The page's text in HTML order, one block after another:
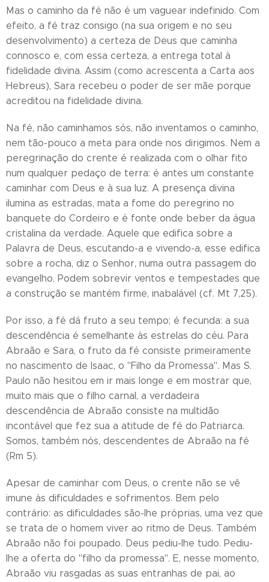
Mas o caminho da fé não é um vaguear indefinido. Com
efeito, a fé traz consigo (na sua origem e no seu
desenvolvimento) a certeza de Deus que caminha
connosco e, com essa certeza, a entrega total à
fidelidade divina. Assim (como acrescenta a Carta aos
Hebreus), Sara recebeu o poder de ser mãe porque
acreditou na fidelidade divina.
Na fé, não caminhamos sós, não inventamos o caminho,
nem tão-pouco a meta para onde nos dirigimos. Nem a
peregrinação do crente é realizada com o olhar fito
num qualquer pedaço de terra: é antes um constante
caminhar com Deus e à sua luz. A presença divina
ilumina as estradas, mata a fome do peregrino no
banquete do Cordeiro e é fonte onde beber da água
cristalina da verdade. Aquele que edifica sobre a
Palavra de Deus, escutando-a e vivendo-a, esse edifica
sobre a rocha, diz o Senhor, numa outra passagem do
evangelho. Podem sobrevir ventos e tempestades que
a construção se mantém firme, inabalável (cf. Mt 7,25).
Por isso, a fé dá fruto a seu tempo; é fecunda: a sua
descendência é semelhante às estrelas do céu. Para
Abraão e Sara, o fruto da fé consiste primeiramente
no nascimento de Isaac, o "Filho da Promessa". Mas S.
Paulo não hesitou em ir mais longe e em mostrar que,
muito mais que o filho carnal, a verdadeira
descendência de Abraão consiste na multidão
incontável que fez sua a atitude de fé do Patriarca.
Somos, também nós, descendentes de Abraão na fé
(Rm 5).
Apesar de caminhar com Deus, o crente não se vê
imune às dificuldades e sofrimentos. Bem pelo
contrário: as dificuldades são-lhe próprias, uma vez que
se trata de o homem viver ao ritmo de Deus. Também
Abraão não foi poupado. Deus pediu-lhe tudo. Pediu-
lhe a oferta do "filho da promessa". E, nesse momento,
Abraão viu rasgadas as suas entranhas de pai, ao